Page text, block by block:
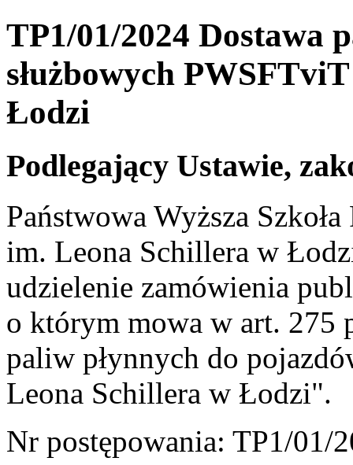
TP1/01/2024 Dostawa
służbowych
Łodzi
Podlegający Ustawie,
Państwowa Wyższa
im. Leona Schillera w
udzielenie zamówienia
o którym mowa w art. 275
paliw płynnych do
Leona Schillera w Łodzi".
Nr postępowania: TP1/01/